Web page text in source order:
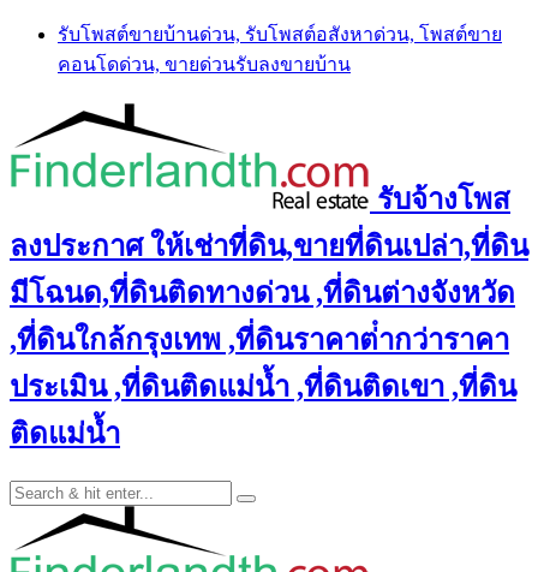
Skip
content
รับโพสต์ขายบ้านด่วน, รับโพสต์อสังหาด่วน, โพสต์ขาย
คอนโดด่วน, ขายด่วนรับลงขายบ้าน
รับจ้างโพส
ลงประกาศ ให้เช่าที่ดิน,ขายที่ดินเปล่า,ที่ดิน
มีโฉนด,ที่ดินติดทางด่วน ,ที่ดินต่างจังหวัด
,ที่ดินใกล้กรุงเทพ ,ที่ดินราคาต่ํากว่าราคา
ประเมิน ,ที่ดินติดแม่น้ำ ,ที่ดินติดเขา ,ที่ดิน
ติดแม่น้ำ